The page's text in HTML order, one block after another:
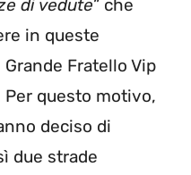
di vedute” che
in queste
Fratello Vip
questo motivo,
deciso di
due strade